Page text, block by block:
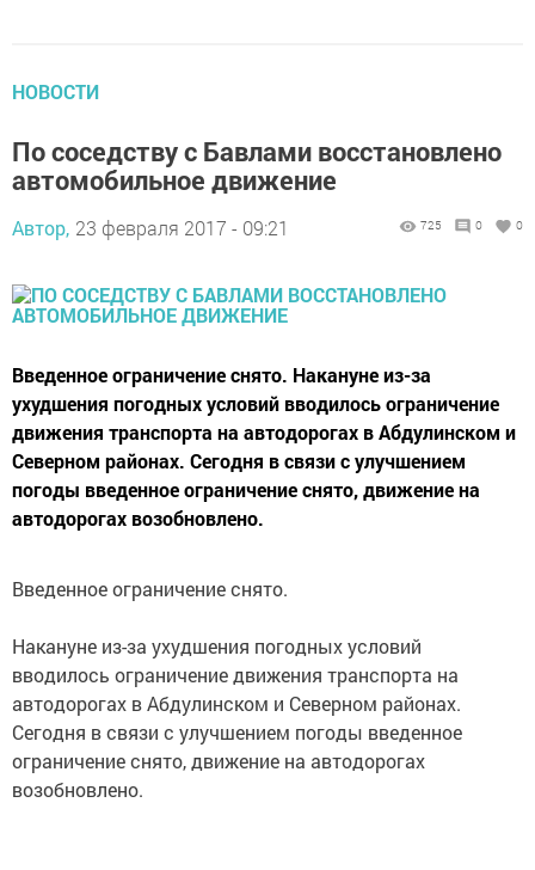
НОВОСТИ
По соседству с Бавлами восстановлено
автомобильное движение
Автор, 23 февраля 2017 - 09:21 725 0 0
Введенное ограничение снято. Накануне из-за
ухудшения погодных условий вводилось ограничение
движения транспорта на автодорогах в Абдулинском и
Северном районах. Сегодня в связи с улучшением
погоды введенное ограничение снято, движение на
автодорогах возобновлено.
Введенное ограничение снято.
Накануне из-за ухудшения погодных условий
вводилось ограничение движения транспорта на
автодорогах в Абдулинском и Северном районах.
Сегодня в связи с улучшением погоды введенное
ограничение снято, движение на автодорогах
возобновлено.